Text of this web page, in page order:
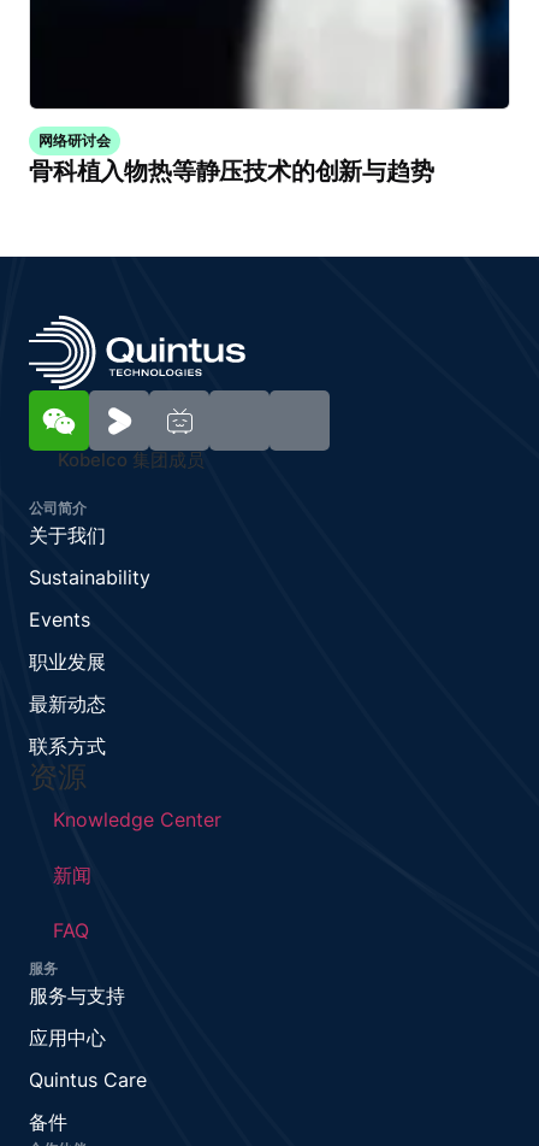
网络研讨会
骨科植入物热等静压技术的创新与趋势
Kobelco 集团成员
公司简介
关于我们
Sustainability
Events
职业发展
最新动态
联系方式
资源
Knowledge Center
新闻
FAQ
服务
服务与支持
应用中心
Quintus Care
备件